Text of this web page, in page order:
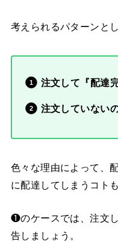
考えられるパターンと
注文して『配達
注文していない
色々な理由によって、
に配達してしまうコト
❶のケースでは、注文
告しましょう。